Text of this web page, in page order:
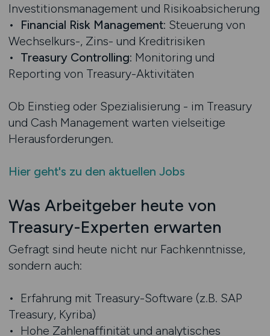
Investitionsmanagement und Risikoabsicherung
•
Financial Risk Management: Steuerung von
Wechselkurs-, Zins- und Kreditrisiken
• Treasury Controlling: Monitoring und
Reporting von Treasury-Aktivitäten
Ob Einstieg oder Spezialisierung - im Treasury
und Cash Management warten vielseitige
Herausforderungen.
Hier geht's zu den aktuellen Jobs
Was Arbeitgeber heute von
Treasury-Experten erwarten
Gefragt sind heute nicht nur Fachkenntnisse,
sondern auch:
• Erfahrung mit Treasury-Software (z.B. SAP
Treasury, Kyriba)
• Hohe Zahlenaffinität und analytisches